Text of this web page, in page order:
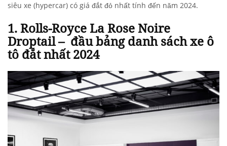
siêu xe (hypercar) có giá đắt đỏ nhất tính đến năm 2024.
1. Rolls-Royce La Rose Noire
Droptail –đầu bảng danh sách xe ô
tô đắt nhất 2024